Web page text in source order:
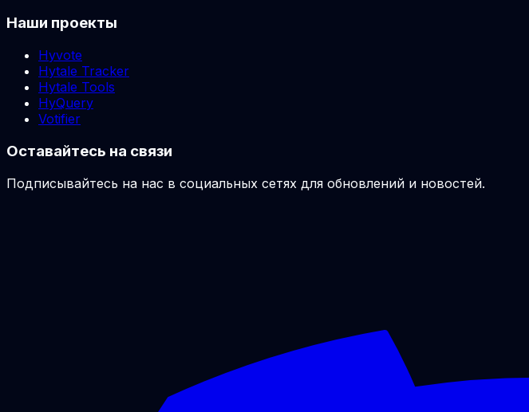
Наши проекты
Hyvote
Hytale Tracker
Hytale Tools
HyQuery
Votifier
Оставайтесь на связи
Подписывайтесь на нас в социальных сетях для обновлений и новостей.